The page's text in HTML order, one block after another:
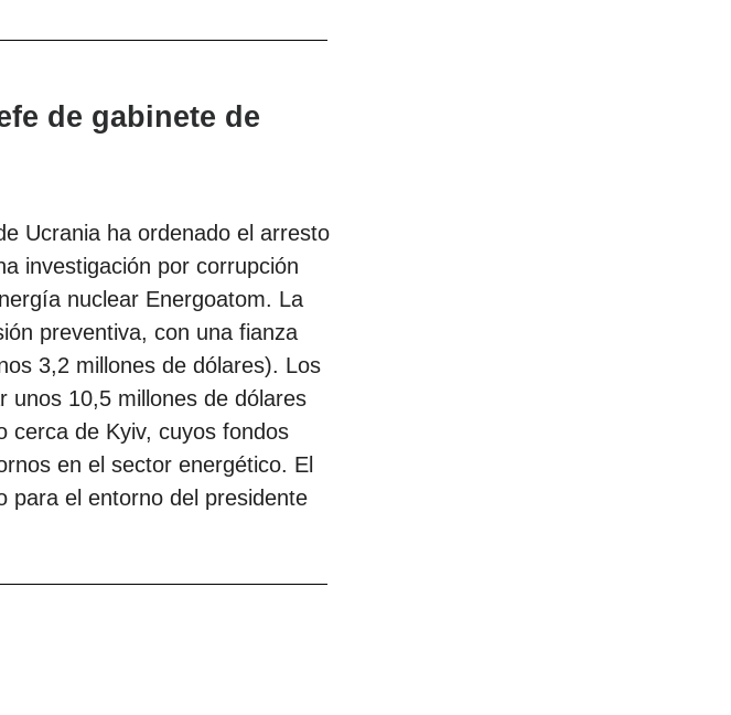
de gabinete de
Ucrania ha ordenado el arresto
investigación por corrupción
nuclear Energoatom. La
preventiva, con una fianza
3,2 millones de dólares). Los
unos 10,5 millones de dólares
cerca de Kyiv, cuyos fondos
en el sector energético. El
para el entorno del presidente